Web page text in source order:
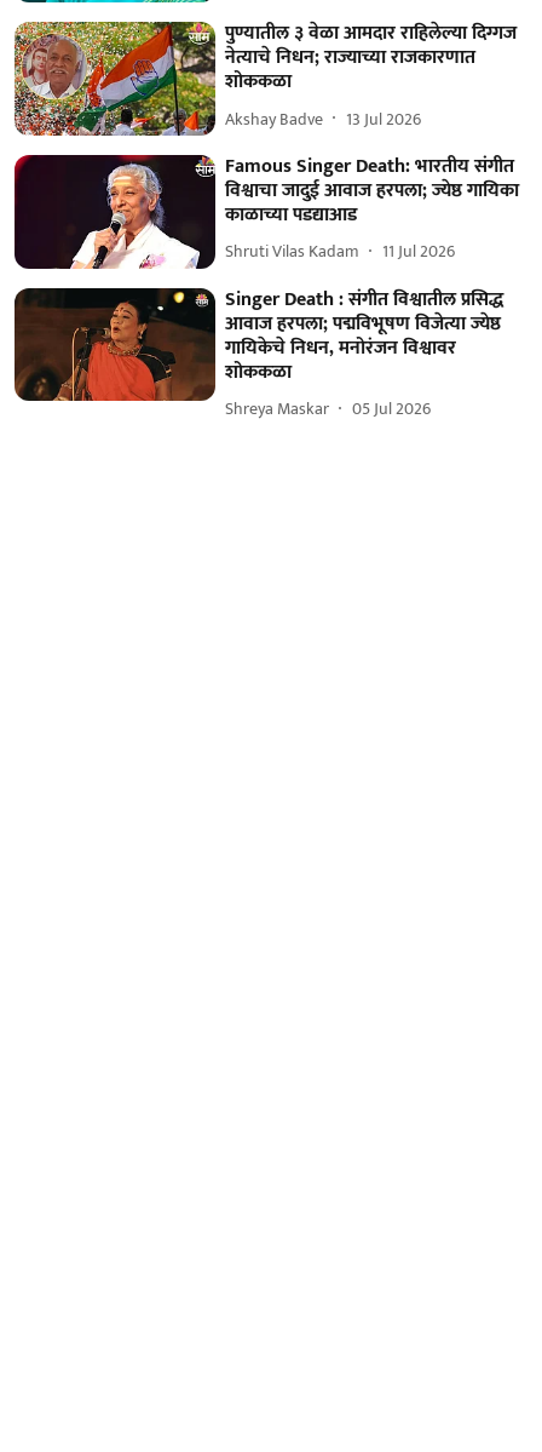
पुण्यातील ३ वेळा आमदार राहिलेल्या दिग्गज
नेत्याचे निधन; राज्याच्या राजकारणात
शोककळा
Akshay Badve 13 Jul 2026
Famous Singer Death: भारतीय संगीत
विश्वाचा जादुई आवाज हरपला; ज्येष्ठ गायिका
काळाच्या पडद्याआड
Shruti Vilas Kadam 11 Jul 2026
Singer Death : संगीत विश्वातील प्रसिद्ध
आवाज हरपला; पद्मविभूषण विजेत्या ज्येष्ठ
गायिकेचे निधन, मनोरंजन विश्वावर
शोककळा
Shreya Maskar 05 Jul 2026